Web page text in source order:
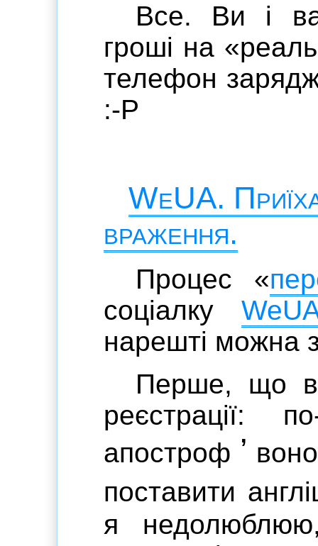
Все. Ви і
гроші на
телефон
:-P
WeUA.
враження.
Процес «
соціалку
нарешті можна
Перше, що
реєстрації:
апостроф ’
поставити
я